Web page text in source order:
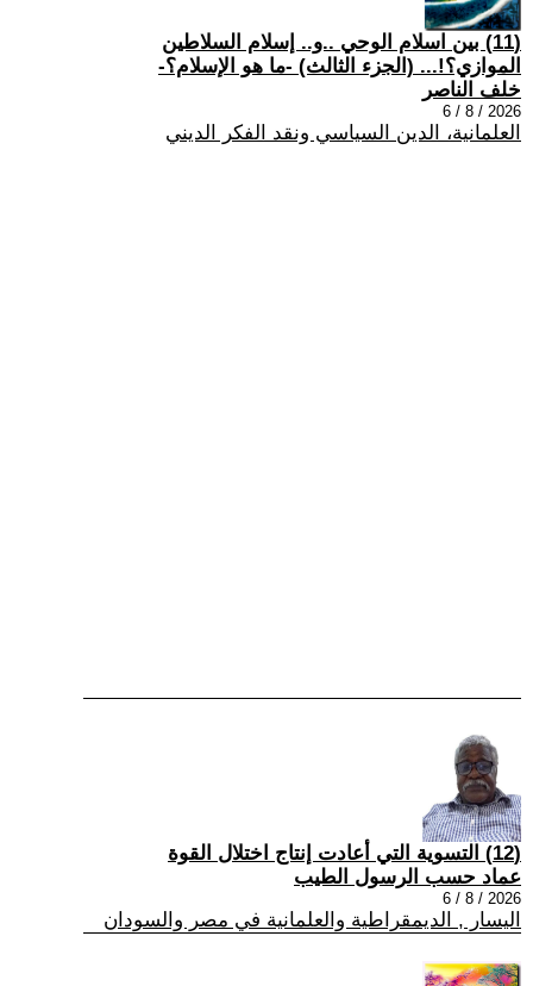
(11) بين اسلام الوحي ..و.. إسلام السلاطين
الموازي؟!... (الجزء الثالث) -ما هو الإسلام؟-
خلف الناصر
2026 / 8 / 6
العلمانية، الدين السياسي ونقد الفكر الديني
(12) التسوية التي أعادت إنتاج اختلال القوة
عماد حسب الرسول الطيب
2026 / 8 / 6
اليسار , الديمقراطية والعلمانية في مصر والسودان